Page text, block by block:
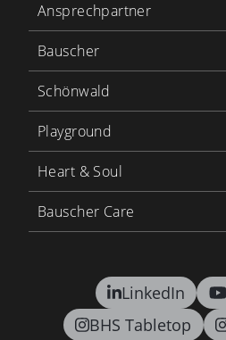
LinkedIn
BHS Tabletop
Ansprechpartner
Bauscher
Schönwald
Playground
Heart & Soul
Bauscher Care